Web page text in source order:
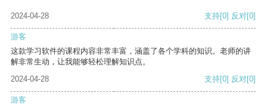
2024-04-28 支持[0] 反对[0]
游客
这款学习软件的课程内容非常丰富，涵盖了各个学科的知识。老师的讲
解非常生动，让我能够轻松理解知识点。
2024-04-28
支持[0] 反对[0]
游客